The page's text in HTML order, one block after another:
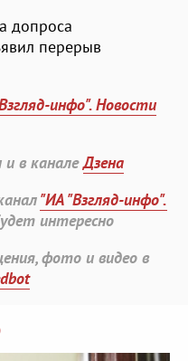
допроса
перерыв
инфо". Новости
и в каналеДзена
"ИА "Взгляд-инфо".
интересно
фото и видео в